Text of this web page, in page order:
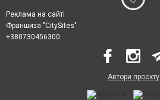
Реклама на сайті
Франшиза "CitySites"
+380730456300
Автори проєкту